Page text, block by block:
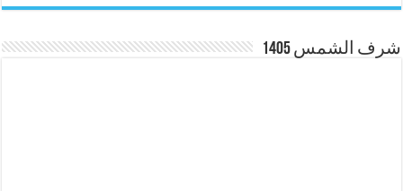
شرف الشمس 1405